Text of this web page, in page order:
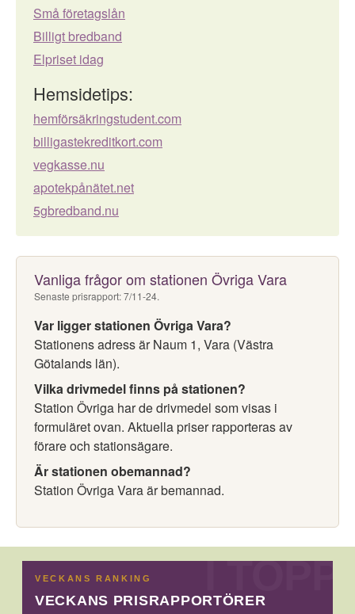
Små företagslån
Billigt bredband
Elpriset idag
Hemsidetips:
hemförsäkringstudent.com
billigastekreditkort.com
vegkasse.nu
apotekpånätet.net
5gbredband.nu
Vanliga frågor om stationen Övriga Vara
Senaste prisrapport: 7/11-24.
Var ligger stationen Övriga Vara?
Stationens adress är Naum 1, Vara (Västra
Götalands län).
Vilka drivmedel finns på stationen?
Station Övriga har de drivmedel som visas i
formuläret ovan. Aktuella priser rapporteras av
förare och stationsägare.
Är stationen obemannad?
Station Övriga Vara är bemannad.
VECKANS RANKING
VECKANS PRISRAPPORTÖRER